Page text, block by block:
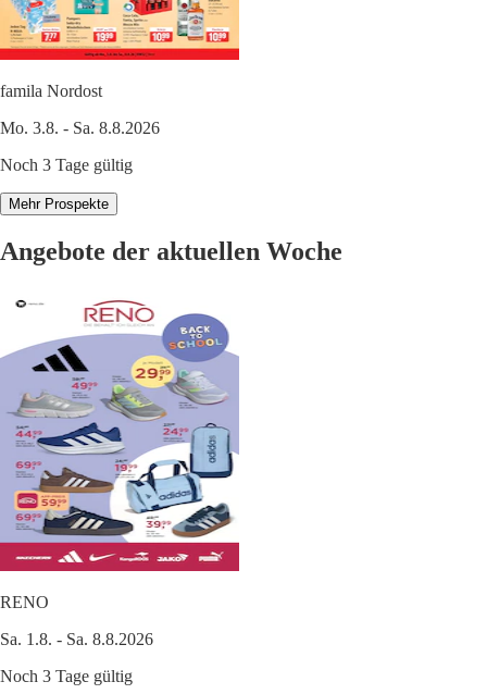
famila Nordost
Mo. 3.8. - Sa. 8.8.2026
Noch 3 Tage gültig
Mehr Prospekte
Angebote der aktuellen Woche
RENO
Sa. 1.8. - Sa. 8.8.2026
Noch 3 Tage gültig